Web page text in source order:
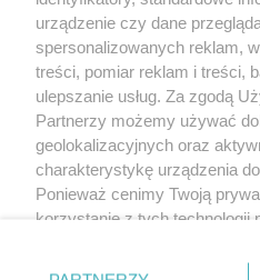
bez właściwej zgody, jest zabronione
prawnie.
O
urządzenie czy dane
spersonalizowanych reklam,
treści, pomiar reklam i treści,
ulepszanie usług. Za zgodą
Partnerzy możemy używać
geolokalizacyjnych oraz
charakterystykę urządzenia
Ponieważ cenimy Twoją
korzystanie z tych technologii
zmienić/wycofać klikając